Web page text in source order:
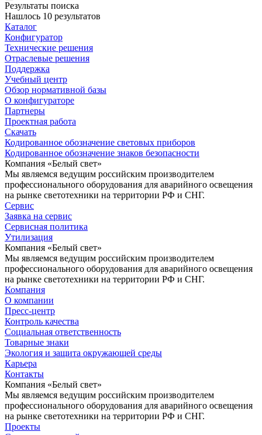
Результаты поиска
Нашлось 10 результатов
Каталог
Конфигуратор
Технические решения
Отраслевые решения
Поддержка
Учебный центр
Обзор нормативной базы
О конфигураторе
Партнеры
Проектная работа
Скачать
Кодированное обозначение световых приборов
Кодированное обозначение знаков безопасности
Компания «Белый свет»
Мы являемся ведущим российским производителем
профессионального оборудования для аварийного освещения
на рынке светотехники на территории РФ и СНГ.
Сервис
Заявка на сервис
Сервисная политика
Утилизация
Компания «Белый свет»
Мы являемся ведущим российским производителем
профессионального оборудования для аварийного освещения
на рынке светотехники на территории РФ и СНГ.
Компания
О компании
Пресс-центр
Контроль качества
Социальная ответственность
Товарные знаки
Экология и защита окружающей среды
Карьера
Контакты
Компания «Белый свет»
Мы являемся ведущим российским производителем
профессионального оборудования для аварийного освещения
на рынке светотехники на территории РФ и СНГ.
Проекты